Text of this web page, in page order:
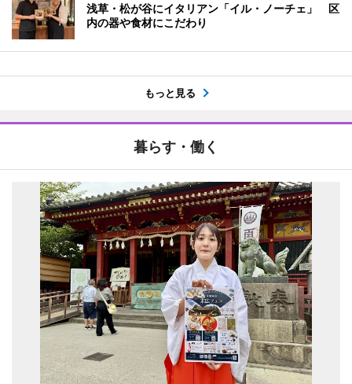
浅草・松が谷にイタリアン「イル・ノーチェ」 区
内の器や食材にこだわり
もっと見る
暮らす・働く